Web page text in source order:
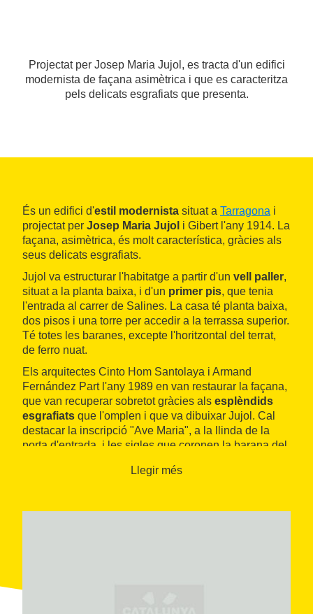
Projectat per Josep Maria Jujol, es tracta d'un edifici
modernista de façana asimètrica i que es caracteritza
pels delicats esgrafiats que presenta.
És un edifici d'estil modernista situat a Tarragona i
projectat per Josep Maria Jujol i Gibert l'any 1914. La
façana, asimètrica, és molt característica, gràcies als
seus delicats esgrafiats.
Jujol va estructurar l'habitatge a partir d'un vell paller,
situat a la planta baixa, i d'un primer pis, que tenia
l'entrada al carrer de Salines. La casa té planta baixa,
dos pisos i una torre per accedir a la terrassa superior.
Té totes les baranes, excepte l'horitzontal del terrat,
de ferro nuat.
Els arquitectes Cinto Hom Santolaya i Armand
Fernández Part l'any 1989 en van restaurar la façana,
que van recuperar sobretot gràcies als esplèndids
esgrafiats que l'omplen i que va dibuixar Jujol. Cal
destacar la inscripció "Ave Maria", a la llinda de la
porta d'entrada, i les sigles que coronen la barana del
acompanyat d'un guia turístic oficial.
Llegir més